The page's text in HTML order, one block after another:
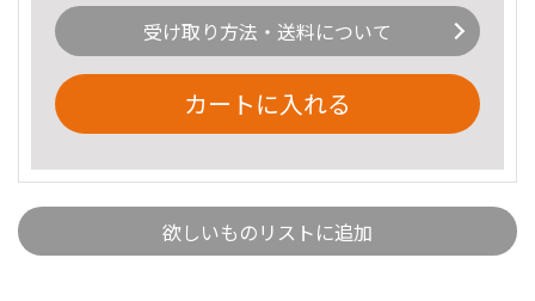
受け取り方法・送料について
カートに入れる
欲しいものリストに追加